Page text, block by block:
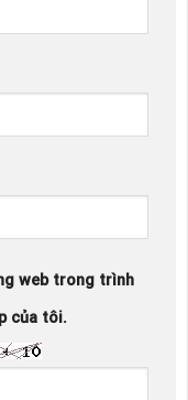
web trong trình
của tôi.